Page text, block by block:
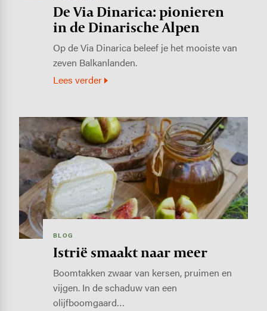
De Via Dinarica: pionieren
in de Dinarische Alpen
Op de Via Dinarica beleef je het mooiste van
zeven Balkanlanden.
Lees verder
Image
BLOG
Istrië smaakt naar meer
Boomtakken zwaar van kersen, pruimen en
vijgen. In de schaduw van een
olijfboomgaard…